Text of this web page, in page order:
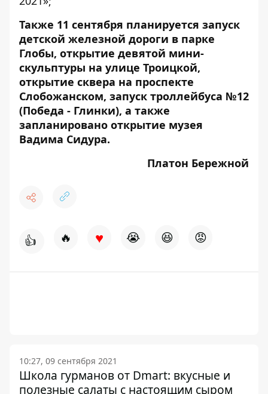
Также 11 сентября планируется запуск
детской железной дороги в парке
Глобы, открытие девятой мини-
скульптуры на улице Троицкой,
открытие сквера на проспекте
Слобожанском, запуск троллейбуса №12
(Победа - Глинки), а также
запланировано открытие музея
Вадима Сидура.
Платон Бережной
👍 🔥 ♥ 😭 😆 😡
10:27, 09 сентября 2021
Школа гурманов от Dmart: вкусные и
полезные салаты с настоящим сыром